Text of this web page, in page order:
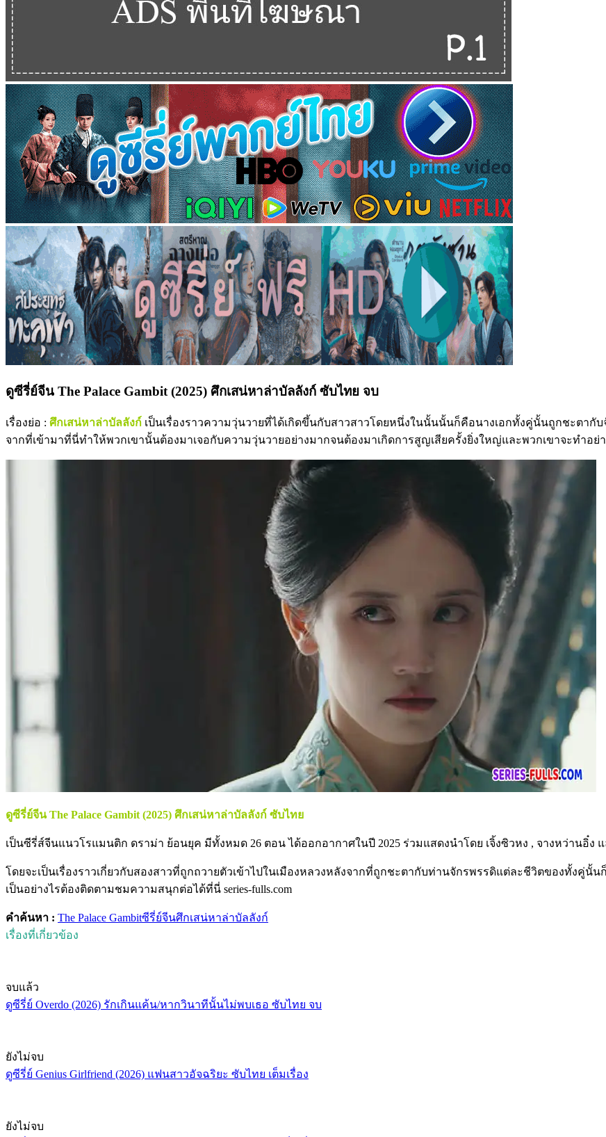
ดูซีรี่ย์จีน The Palace Gambit (2025) ศึกเสน่หาล่าบัลลังก์ ซับไทย จบ
เรื่องย่อ : ศึกเสน่หาล่าบัลลังก์ เป็นเรื่องราวความวุ่นวายที่ได้เกิดขึ้นกับสาวสาวโดยหนึ่งในนั้นนั้นก็คือนางเอกทั้งคู่นั้นถูกชะตากั
จากที่เข้ามาที่นี่ทำให้พวกเขานั้นต้องมาเจอกับความวุ่นวายอย่างมากจนต้องมาเกิดการสูญเสียครั้งยิ่งใหญ่และพวกเขาจะทำอย่า
ดูซีรี่ย์จีน The Palace Gambit (2025) ศึกเสน่หาล่าบัลลังก์ ซับไทย
เป็นซีรี่ส์จีนแนวโรแมนติก ดราม่า ย้อนยุค มีทั้งหมด 26 ตอน ได้ออกอากาศในปี 2025 ร่วมแสดงนำโดย เจิ้งซิวหง , จางหว่านอิ๋ง
โดยจะเป็นเรื่องราวเกี่ยวกับสองสาวที่ถูกถวายตัวเข้าไปในเมืองหลวงหลังจากที่ถูกชะตากับท่านจักรพรรดิแต่ละชีวิตของทั้งคู่นั้
เป็นอย่างไรต้องติดตามชมความสนุกต่อได้ที่นี่ series-fulls.com
คำค้นหา : The Palace Gambitซีรี่ย์จีนศึกเสน่หาล่าบัลลังก์
เรื่องที่เกี่ยวข้อง
จบแล้ว
ดูซีรี่ย์ Overdo (2026) รักเกินแค้น/หากวินาทีนั้นไม่พบเธอ ซับไทย จบ
ยังไม่จบ
ดูซีรี่ย์ Genius Girlfriend (2026) แฟนสาวอัจฉริยะ ซับไทย เต็มเรื่อง
ยังไม่จบ